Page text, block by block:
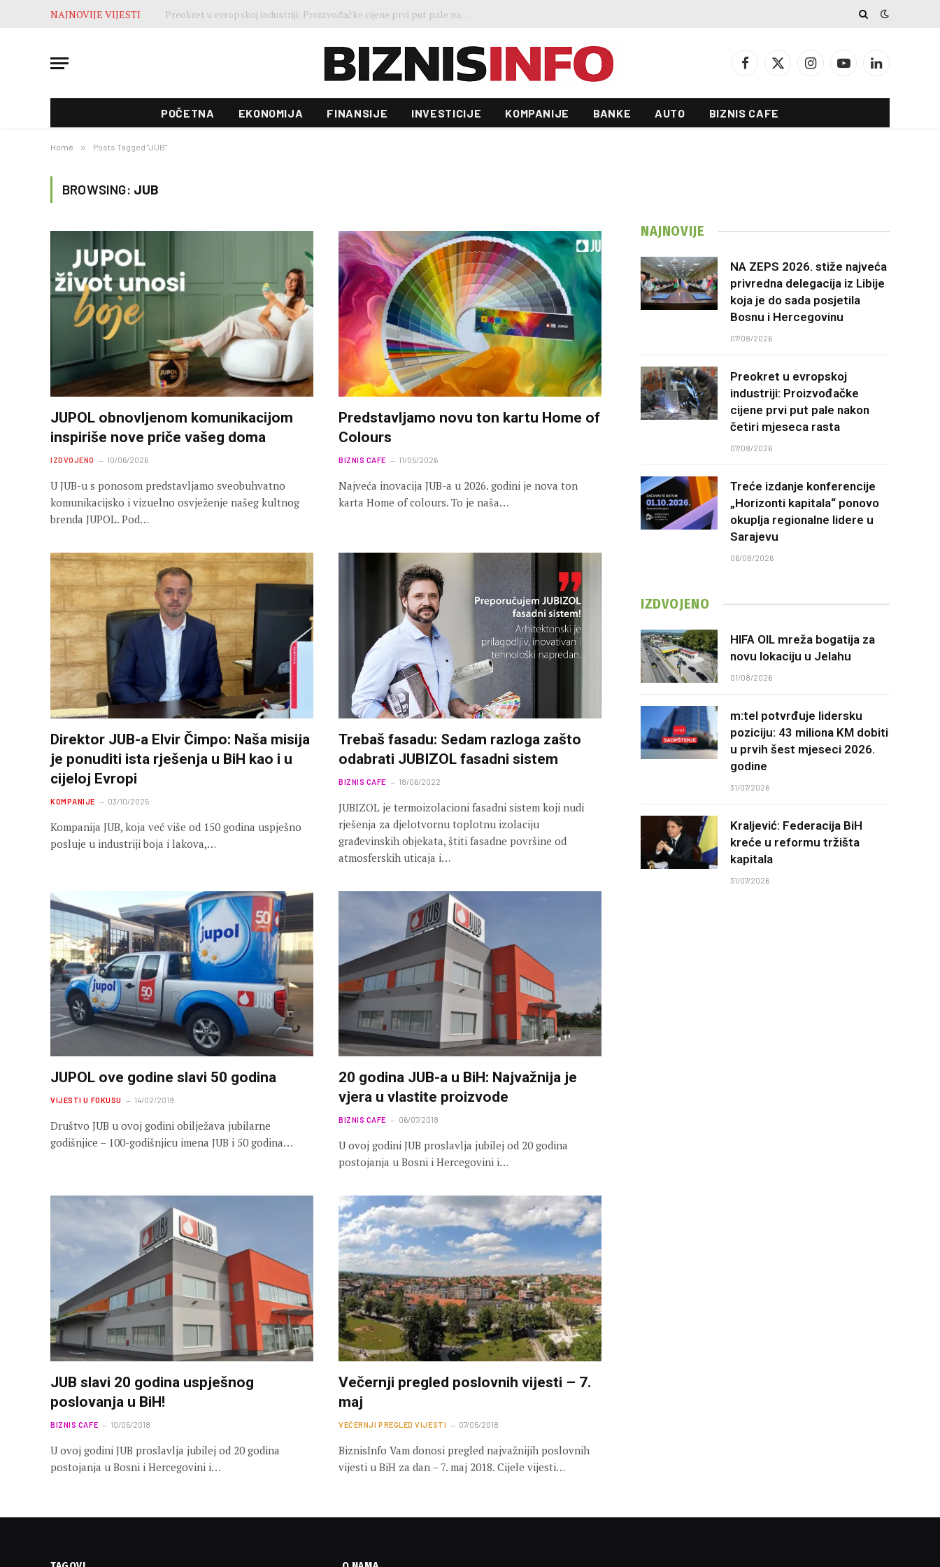
NAJNOVIJE VIJESTI Preokret u evropskoj industriji: Proizvođačke cijene prvi put pale nakon četiri mjeseca rasta
Facebook
X
InstagramYouTubeLinkedIn
POČETNA EKONOMIJA FINANSIJE INVESTICIJE KOMPANIJE BANKE AUTO BIZNIS CAFE
Home » Posts Tagged "JUB"
BROWSING: JUB
JUPOL obnovljenom komunikacijom
inspiriše nove priče vašeg doma
IZDVOJENO 10/06/2026
U JUB-u s ponosom predstavljamo sveobuhvatno
komunikacijsko i vizuelno osvježenje našeg kultnog
brenda JUPOL. Pod…
Predstavljamo novu ton kartu Home of
Colours
BIZNIS CAFE 11/05/2026
Najveća inovacija JUB-a u 2026. godini je nova ton
karta Home of colours. To je naša…
Direktor JUB-a Elvir Čimpo: Naša misija
je ponuditi ista rješenja u BiH kao i u
cijeloj Evropi
KOMPANIJE 03/10/2025
Kompanija JUB, koja već više od 150 godina uspješno
posluje u industriji boja i lakova,…
Trebaš fasadu: Sedam razloga zašto
odabrati JUBIZOL fasadni sistem
BIZNIS CAFE 18/06/2022
JUBIZOL je termoizolacioni fasadni sistem koji nudi
rješenja za djelotvornu toplotnu izolaciju
građevinskih objekata, štiti fasadne površine od
atmosferskih uticaja i…
JUPOL ove godine slavi 50 godina
VIJESTI U FOKUSU 14/02/2019
Društvo JUB u ovoj godini obilježava jubilarne
godišnjice – 100-godišnjicu imena JUB i 50 godina…
20 godina JUB-a u BiH: Najvažnija je
vjera u vlastite proizvode
BIZNIS CAFE 06/07/2018
U ovoj godini JUB proslavlja jubilej od 20 godina
postojanja u Bosni i Hercegovini i…
JUB slavi 20 godina uspješnog
poslovanja u BiH!
BIZNIS CAFE 10/05/2018
U ovoj godini JUB proslavlja jubilej od 20 godina
postojanja u Bosni i Hercegovini i…
Večernji pregled poslovnih vijesti – 7.
maj
VEČERNJI PREGLED VIJESTI 07/05/2018
BiznisInfo Vam donosi pregled najvažnijih poslovnih
vijesti u BiH za dan – 7. maj 2018. Cijele vijesti…
NAJNOVIJE
NA ZEPS 2026. stiže najveća
privredna delegacija iz Libije
koja je do sada posjetila
Bosnu i Hercegovinu
07/08/2026
Preokret u evropskoj
industriji: Proizvođačke
cijene prvi put pale nakon
četiri mjeseca rasta
07/08/2026
Treće izdanje konferencije
„Horizonti kapitala“ ponovo
okuplja regionalne lidere u
Sarajevu
06/08/2026
IZDVOJENO
HIFA OIL mreža bogatija za
novu lokaciju u Jelahu
01/08/2026
m:tel potvrđuje lidersku
poziciju: 43 miliona KM dobiti
u prvih šest mjeseci 2026.
godine
31/07/2026
Kraljević: Federacija BiH
kreće u reformu tržišta
kapitala
31/07/2026